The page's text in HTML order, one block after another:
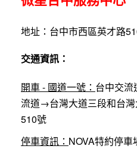
地址：台中市西區英才路
交通資訊：
開車 - 國道一號： 台中交流
流道→台灣大道三段和台
510號
停車資訊： NOVA特約停